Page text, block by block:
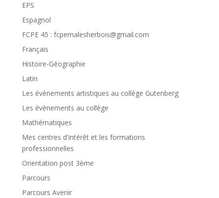
EPS
Espagnol
FCPE 45 : fcpemalesherbois@gmail.com
Français
Histoire-Géographie
Latin
Les évènements artistiques au collège Gutenberg
Les évènements au collège
Mathématiques
Mes centres d'intérêt et les formations
professionnelles
Orientation post 3ème
Parcours
Parcours Avenir